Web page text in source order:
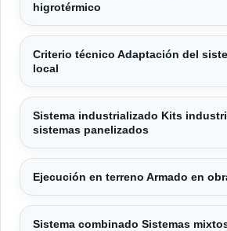
higrotérmico
Criterio técnico Adaptación del
local
Sistema industrializado Kits
sistemas panelizados
Ejecución en terreno Armado en
Sistema combinado Sistemas